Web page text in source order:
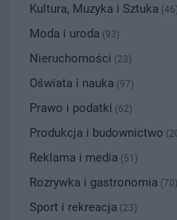
Kultura, Muzyka i Sztuka (46)
Moda i uroda (93)
Nieruchomości (23)
Oświata i nauka (97)
Prawo i podatki (62)
Produkcja i budownictwo
Reklama i media (51)
Rozrywka i gastronomia (70)
Sport i rekreacja (23)